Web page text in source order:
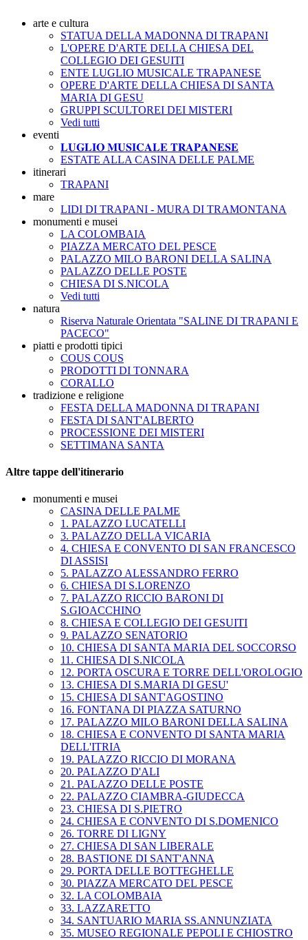
arte e cultura
STATUA DELLA MADONNA DI TRAPANI
L'OPERE D'ARTE DELLA CHIESA DEL
COLLEGIO DEI GESUITI
ENTE LUGLIO MUSICALE TRAPANESE
OPERE D'ARTE DELLA CHIESA DI SANTA
MARIA DI GESU
GRUPPI SCULTOREI DEI MISTERI
Vedi tutti
eventi
𝐋𝐔𝐆𝐋𝐈𝐎 𝐌𝐔𝐒𝐈𝐂𝐀𝐋𝐄 𝐓𝐑𝐀𝐏𝐀𝐍𝐄𝐒𝐄
ESTATE ALLA CASINA DELLE PALME
itinerari
TRAPANI
mare
LIDI DI TRAPANI - MURA DI TRAMONTANA
monumenti e musei
LA COLOMBAIA
PIAZZA MERCATO DEL PESCE
PALAZZO MILO BARONI DELLA SALINA
PALAZZO DELLE POSTE
CHIESA DI S.NICOLA
Vedi tutti
natura
Riserva Naturale Orientata "SALINE DI TRAPANI E
PACECO"
piatti e prodotti tipici
COUS COUS
PRODOTTI DI TONNARA
CORALLO
tradizione e religione
FESTA DELLA MADONNA DI TRAPANI
FESTA DI SANT'ALBERTO
PROCESSIONE DEI MISTERI
SETTIMANA SANTA
Altre tappe dell'itinerario
monumenti e musei
CASINA DELLE PALME
1. PALAZZO LUCATELLI
3. PALAZZO DELLA VICARIA
4. CHIESA E CONVENTO DI SAN FRANCESCO
DI ASSISI
5. PALAZZO ALESSANDRO FERRO
6. CHIESA DI S.LORENZO
7. PALAZZO RICCIO BARONI DI
S.GIOACCHINO
8. CHIESA E COLLEGIO DEI GESUITI
9. PALAZZO SENATORIO
10. CHIESA DI SANTA MARIA DEL SOCCORSO
11. CHIESA DI S.NICOLA
12. PORTA OSCURA E TORRE DELL'OROLOGIO
13. CHIESA DI S.MARIA DI GESU'
15. CHIESA DI SANT'AGOSTINO
16. FONTANA DI PIAZZA SATURNO
17. PALAZZO MILO BARONI DELLA SALINA
18. CHIESA E CONVENTO DI SANTA MARIA
DELL'ITRIA
19. PALAZZO RICCIO DI MORANA
20. PALAZZO D'ALI
21. PALAZZO DELLE POSTE
22. PALAZZO CIAMBRA-GIUDECCA
23. CHIESA DI S.PIETRO
24. CHIESA E CONVENTO DI S.DOMENICO
26. TORRE DI LIGNY
27. CHIESA DI SAN LIBERALE
28. BASTIONE DI SANT'ANNA
29. PORTA DELLE BOTTEGHELLE
30. PIAZZA MERCATO DEL PESCE
32. LA COLOMBAIA
33. LAZZARETTO
34. SANTUARIO MARIA SS.ANNUNZIATA
35. MUSEO REGIONALE PEPOLI E CHIOSTRO